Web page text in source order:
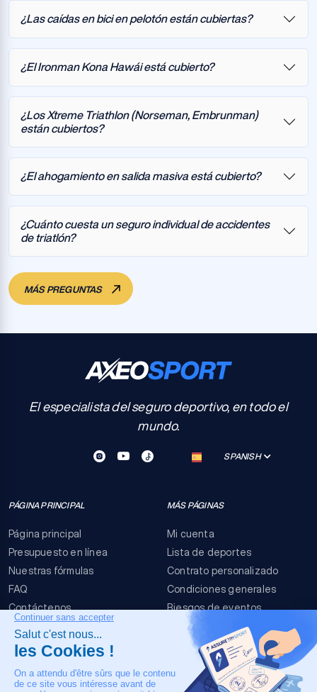
¿Las caídas en bici en pelotón están cubiertas?
¿El Ironman Kona Hawái está cubierto?
¿Los Xtreme Triathlon (Norseman, Embrunman)
están cubiertos?
¿El ahogamiento en salida masiva está cubierto?
¿Cuánto cuesta un seguro individual de accidentes
de triatlón?
MÁS PREGUNTAS
El especialista del seguro deportivo, en todo el
mundo.
SPANISH
PÁGINA PRINCIPAL
Página principal
Presupuesto en línea
Nuestras fórmulas
FAQ
Contáctenos
MÁS PÁGINAS
Mi cuenta
Lista de deportes
Contrato personalizado
Condiciones generales
Riesgos de eventos
Menciones legales
NUESTRO CONTACTO